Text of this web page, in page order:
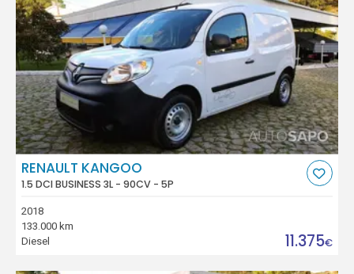
RENAULT KANGOO
1.5 DCI BUSINESS 3L - 90CV - 5P
2018
133.000 km
Diesel
11.375€